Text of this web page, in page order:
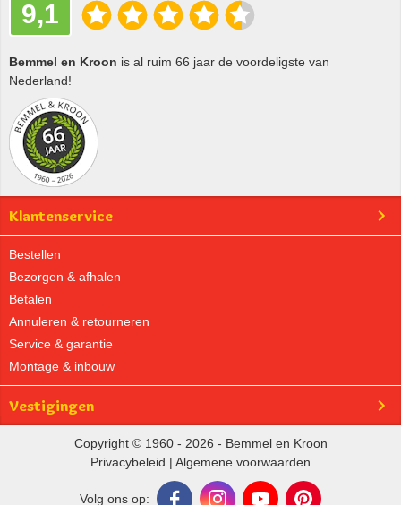
9,1
Bemmel en Kroon is al ruim 66 jaar de voordeligste van
Nederland!
Klantenservice
Bestellen
Bezorgen & afhalen
Betalen
Annuleren & retourneren
Service & garantie
Montage & inbouw
Vestigingen
Copyright © 1960 - 2026 - Bemmel en Kroon
Privacybeleid | Algemene voorwaarden
Volg ons op: